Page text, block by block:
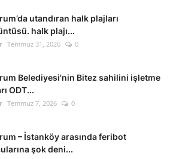
utandıran halk plajları
halk plajı...
Temmuz 31, 2026 0
Belediyesi'nin Bitez sahilini işletme
ODT...
Temmuz 7, 2026 0
– İstanköy arasında feribot
şok deni...